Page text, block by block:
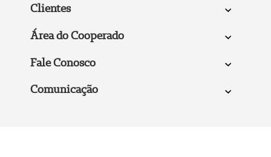
Clientes
Área do Cooperado
Fale Conosco
Comunicação